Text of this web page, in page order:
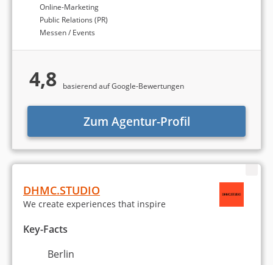
Online-Marketing
Public Relations (PR)
Messen / Events
4,8 basierend auf Google-Bewertungen
Zum Agentur-Profil
DHMC.STUDIO
We create experiences that inspire
Key-Facts
Berlin